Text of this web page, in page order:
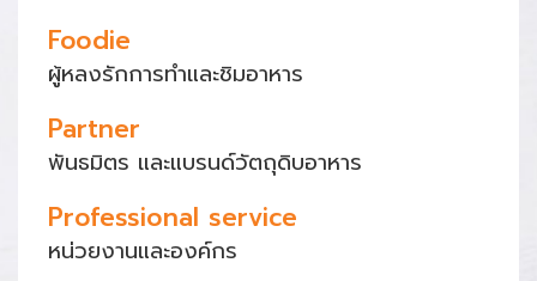
Foodie
ผู้หลงรักการทำและชิมอาหาร
Partner
พันธมิตร และแบรนด์วัตถุดิบอาหาร
Professional service
หน่วยงานและองค์กร